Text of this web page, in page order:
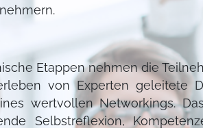
Etappen nehmen die
von Experten geleitete
wertvollen Networkings.
Selbstreflexion,